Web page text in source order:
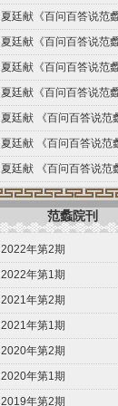
夏廷献《百问百答说范
夏廷献《百问百答说范
夏廷献《百问百答说范
夏廷献《百问百答说范
夏廷献 《百问百答说范
夏廷献 《百问百答说范
夏廷献 《百问百答说范
范蠡院刊
2022年第2期
2022年第1期
2021年第2期
2021年第1期
2020年第2期
2020年第1期
2019年第2期